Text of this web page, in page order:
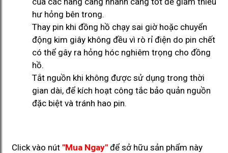
hư hỏng bên trong.
Thay pin khi đồng hồ chạy sai giờ hoặc chuyển
động kim giây không đều vì rò rỉ điện do pin chết
có thể gây ra hỏng hóc nghiêm trọng cho đồng
hồ.
Tắt nguồn khi không được sử dụng trong thời
gian dài, để kích hoạt công tắc bảo quản nguồn
đặc biệt và tránh hao pin.
Click vào nút "Mua Ngay" để sở hữu sản phẩm này